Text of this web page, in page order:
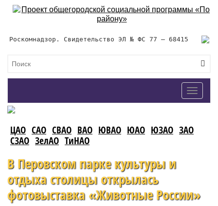
Роскомнадзор. Свидетельство ЭЛ № ФС 77 – 68415
Toggle
ЦАО САО СВАО ВАО ЮВАО ЮАО ЮЗАО ЗАО
СЗАО ЗелАО ТиНАО
В Перовском парке культуры и
отдыха столицы открылась
фотовыставка «Животные России»